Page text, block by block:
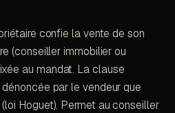
confie la vente de son
(conseiller immobilier ou
au mandat. La clause
par le vendeur que
Hoguet). Permet au conseiller